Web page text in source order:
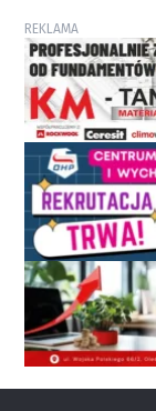
REKLAMA